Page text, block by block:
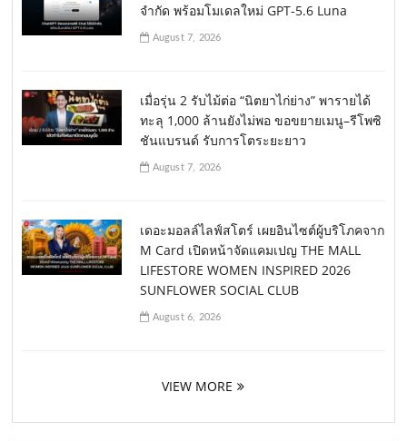
จำกัด พร้อมโมเดลใหม่ GPT-5.6 Luna
August 7, 2026
เมื่อรุ่น 2 รับไม้ต่อ “นิตยาไก่ย่าง” พารายได้
ทะลุ 1,000 ล้านยังไม่พอ ขอขยายเมนู–รีโพซิ
ชันแบรนด์ รับการโตระยะยาว
August 7, 2026
เดอะมอลล์ไลฟ์สโตร์ เผยอินไซต์ผู้บริโภคจาก
M Card เปิดหน้าจัดแคมเปญ THE MALL
LIFESTORE WOMEN INSPIRED 2026
SUNFLOWER SOCIAL CLUB
August 6, 2026
VIEW MORE